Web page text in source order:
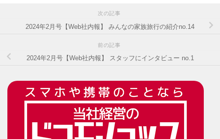
次の記事
2024年2月号【Web社内報】 みんなの家族旅行の紹介no.14
前の記事
2024年2月号【Web社内報】 スタッフにインタビュー no.1